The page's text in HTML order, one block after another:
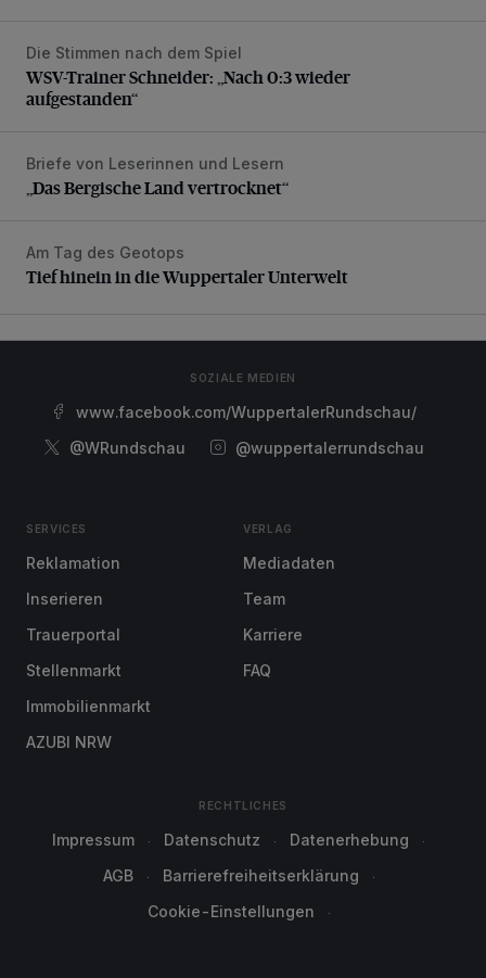
WSV-Trainer Schneider: „Nach 0:3 wieder aufgestanden“
Die Stimmen nach dem Spiel
WSV-Trainer Schneider: „Nach 0:3 wieder
aufgestanden“
„Das Bergische Land vertrocknet“
Briefe von Leserinnen und Lesern
„Das Bergische Land vertrocknet“
Tief hinein in die Wuppertaler Unterwelt
Am Tag des Geotops
Tief hinein in die Wuppertaler Unterwelt
SOZIALE MEDIEN
www.facebook.com/WuppertalerRundschau/
@WRundschau
@wuppertalerrundschau
SERVICES
Reklamation
Inserieren
Trauerportal
Stellenmarkt
Immobilienmarkt
AZUBI NRW
VERLAG
Mediadaten
Team
Karriere
FAQ
RECHTLICHES
Impressum Datenschutz
Datenerhebung
AGB
Barrierefreiheitserklärung
Cookie-Einstellungen